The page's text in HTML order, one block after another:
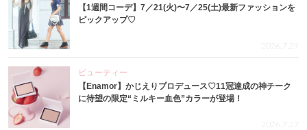
【1週間コーデ】7／21(火)〜7／25(土)最新ファッションを
ピックアップ♡
2026.7.29
ビューティー
【Enamor】かじえりプロデュース♡11冠達成の神チーク
に待望の限定“ミルキー血色”カラーが登場！
2026.7.27